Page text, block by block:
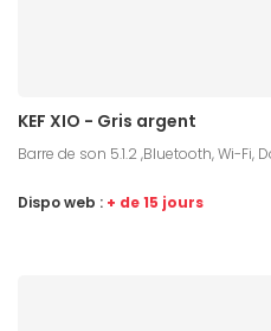
KEF XIO - Gris argent
Barre de son 5.1.2 ,Bluetooth, Wi-Fi,
Dispo web : + de 15 jours